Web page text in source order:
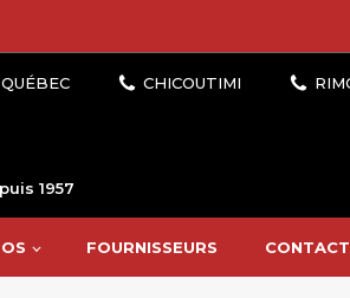
1957
FOURNISSEURS CONTACT